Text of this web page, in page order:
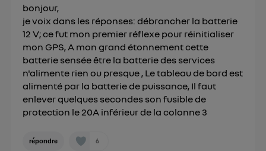
bonjour,
je voix dans les réponses: débrancher la batterie
12 V; ce fut mon premier réflexe pour réinitialiser
mon GPS, A mon grand étonnement cette
batterie sensée être la batterie des services
n'alimente rien ou presque , Le tableau de bord est
alimenté par la batterie de puissance, Il faut
enlever quelques secondes son fusible de
protection le 20A inférieur de la colonne 3
répondre 6
attribuer le même identifiant. En général :
Pour uneconnexion foyer(ex : Wi-Fi), la personnalisation sera basée
sur la navigation des membres du foyer ayant consentis.
Pour une connexion mobile, la personnalisation sera basée
uniquement sur la navigation de l'utilisateur du mobile.
Vous pouvez à tout moment retirer ce
consentement sur le portail d’Utiq("
") ou via la page « gérer Utiq » en bas de ce site.
Pour plus d'informations, veuillez consulter
personnelles d'Utiq